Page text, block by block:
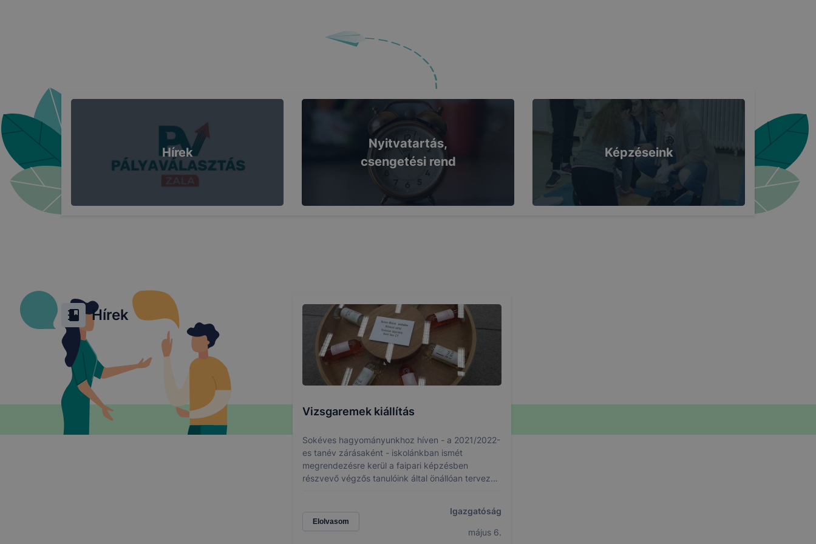
Hírek
Nyitvatartás,
csengetési rend
Képzéseink
Hírek
Vizsgaremek kiállítás
Sokéves hagyományunkhoz híven - a 2021/2022-
es tanév zárásaként - iskolánkban ismét
megrendezésre kerül a faipari képzésben
részvevő végzős tanulóink által önállóan tervezett
Elolvasom
Igazgatóság
május 6.